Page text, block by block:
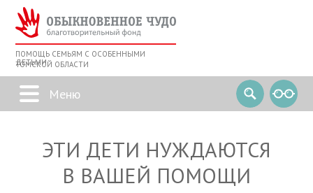
ПОМОЩЬ СЕМЬЯМ С ОСОБЕННЫМИ
ДЕТЬМИ
ТОМСКОЙ ОБЛАСТИ
ЭТИ ДЕТИ НУЖДАЮТСЯ
В ВАШЕЙ ПОМОЩИ